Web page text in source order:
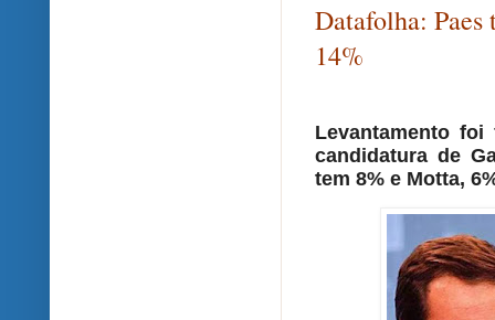
Datafolha:
14%
Levantamento
candidatura de
tem 8% e Motta,